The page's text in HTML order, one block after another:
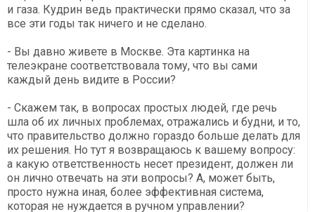
и газа. Кудрин ведь практически прямо сказал, что за
все эти годы так ничего и не сделано.
- Вы давно живете в Москве. Эта картинка на
телеэкране соответствовала тому, что вы сами
каждый день видите в России?
- Скажем так, в вопросах простых людей, где речь
шла об их личных проблемах, отражались и будни, и то,
что правительство должно гораздо больше делать для
их решения. Но тут я возвращаюсь к вашему вопросу:
а какую ответственность несет президент, должен ли
он лично отвечать на эти вопросы? А, может быть,
просто нужна иная, более эффективная система,
которая не нуждается в ручном управлении?